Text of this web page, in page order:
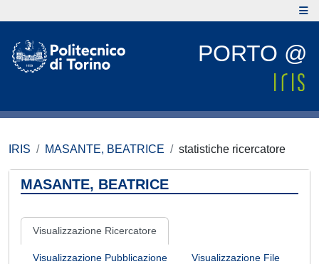
PORTO @
IRIS MASANTE, BEATRICE statistiche ricercatore
MASANTE, BEATRICE
Visualizzazione Ricercatore
Visualizzazione Pubblicazione Visualizzazione File